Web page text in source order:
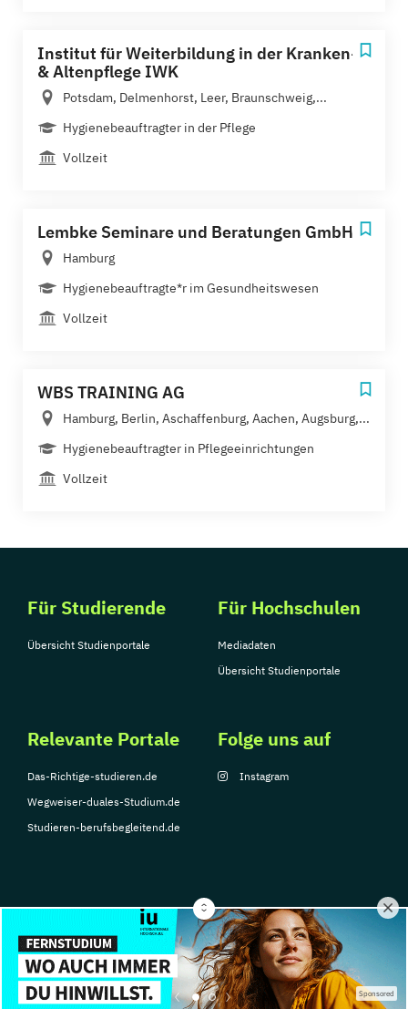
Sponsored
Institut für Weiterbildung in der Kranken-
& Altenpflege IWK
Potsdam, Delmenhorst, Leer, Braunschweig,...
Hygienebeauftragter in der Pflege
Vollzeit
Lembke Seminare und Beratungen GmbH
Hamburg
Hygienebeauftragte*r im Gesundheitswesen
Vollzeit
WBS TRAINING AG
Hamburg, Berlin, Aschaffenburg, Aachen, Augsburg,...
Hygienebeauftragter in Pflegeeinrichtungen
Vollzeit
Für Studierende
Übersicht Studienportale
Für Hochschulen
Mediadaten
Übersicht Studienportale
Relevante Portale
Das-Richtige-studieren.de
Wegweiser-duales-Studium.de
Studieren-berufsbegleitend.de
Folge uns auf
Instagram
© Copyright 2026, TarGroup Media GmbH
Impressum
Datenschutzerklärung Nutzungsbedingungen